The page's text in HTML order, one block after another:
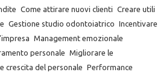
Come attirare nuovi clienti Creare utili
Gestione studio odontoiatrico Incentivare
Management emozionale
personale Migliorare le
crescita del personale Performance